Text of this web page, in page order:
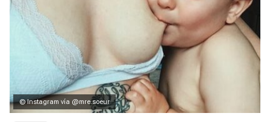
© Instagram vía @mre.soeur